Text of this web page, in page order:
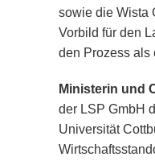
sowie die Wista
Vorbild für den
den Prozess als
Ministerin und
der LSP GmbH
Universität